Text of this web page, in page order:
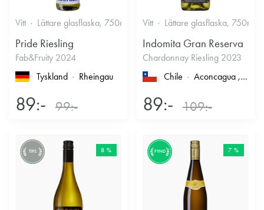
Vitt Lättare glasflaska, 750ml 12% Friskt & Fruktigt
Pride Riesling
Fab&Fruity 2024
Tyskland
Rheingau
89:- 99:-
Vitt Lättare glasflaska, 750ml
Indomita Gran Reserva
Chardonnay Riesling 2023
Chile
Aconcagua , Casablanca
89:- 109:-
TIPS 8 % FYND 7 %